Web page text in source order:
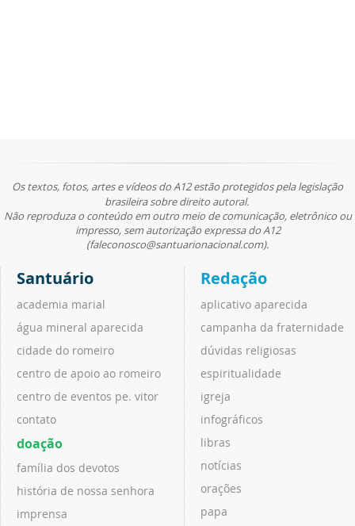
Os textos, fotos, artes e vídeos do A12 estão protegidos pela legislação
brasileira sobre direito autoral.
Não reproduza o conteúdo em outro meio de comunicação, eletrônico ou
impresso, sem autorização expressa do A12
(faleconosco@santuarionacional.com).
Santuário
academia marial
água mineral aparecida
cidade do romeiro
centro de apoio ao romeiro
centro de eventos pe. vitor
contato
doação
família dos devotos
história de nossa senhora
imprensa
Redação
aplicativo aparecida
campanha da fraternidade
dúvidas religiosas
espiritualidade
igreja
infográficos
libras
notícias
orações
papa